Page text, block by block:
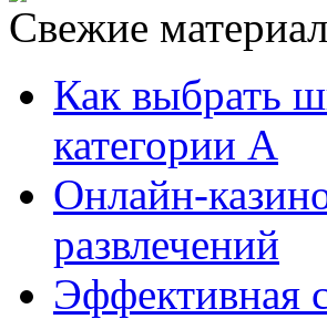
Свежие
Как выбрать
категории А
Онлайн-
развлечений
Эффективная